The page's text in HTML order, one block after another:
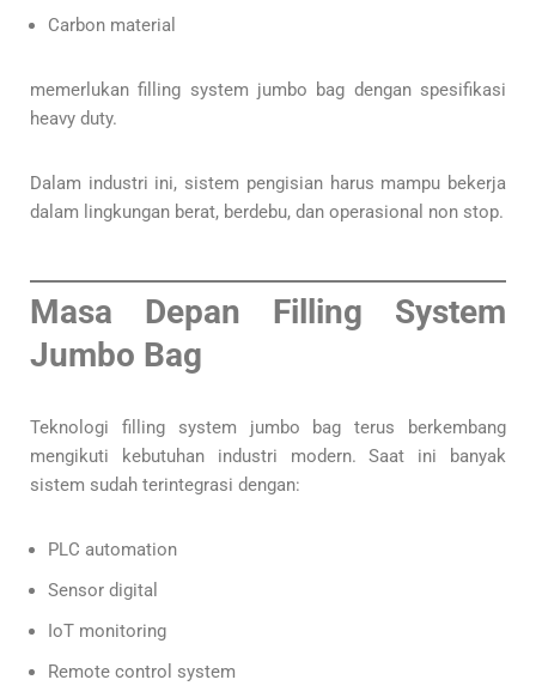
Carbon material
memerlukan filling system jumbo bag dengan spesifikasi
heavy duty.
Dalam industri ini, sistem pengisian harus mampu bekerja
dalam lingkungan berat, berdebu, dan operasional non stop.
Masa Depan Filling System
Jumbo Bag
Teknologi filling system jumbo bag terus berkembang
mengikuti kebutuhan industri modern. Saat ini banyak
sistem sudah terintegrasi dengan:
PLC automation
Sensor digital
IoT monitoring
Remote control system